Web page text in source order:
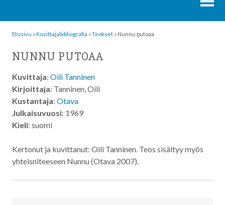
Etusivu »Kuvittaja­bibliografia »Teokset » Nunnu putoaa
NUNNU PUTOAA
Kuvittaja: Oili Tanninen
Kirjoittaja: Tanninen, Oili
Kustantaja: Otava
Julkaisuvuosi: 1969
Kieli: suomi
Kertonut ja kuvittanut: Oili Tanninen. Teos sisältyy myös
yhteisniteeseen Nunnu (Otava 2007).